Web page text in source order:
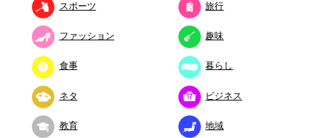
スポーツ 旅行
ファッション 趣味
食事 暮らし
ネタ ビジネス
教育 地域